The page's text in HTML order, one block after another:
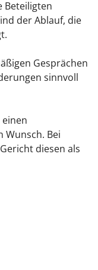
Beteiligten
der Ablauf, die
Gesprächen
sinnvoll
Wunsch. Bei
diesen als